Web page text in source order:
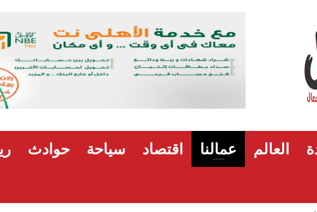
العالم عمالنا اقتصاد سياحة حوادث